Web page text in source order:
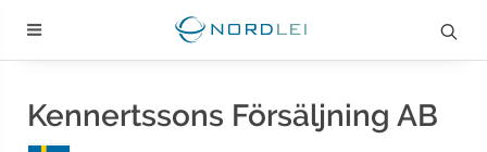
Kennertssons Försäljning AB